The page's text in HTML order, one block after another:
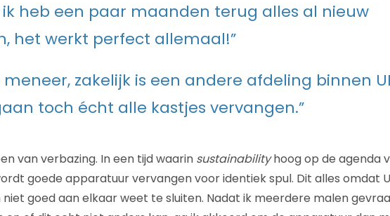
ik heb een paar maanden terug alles al nieuw
het werkt perfect allemaal!”
meneer, zakelijk is een andere afdeling binnen
toch écht alle kastjes vervangen.”
van verbazing. In een tijd waarin sustainabilityhoog op de agenda
goede apparatuur vervangen voor identiek spul. Dit alles omdat
goed aan elkaar weet te sluiten. Nadat ik meerdere malen